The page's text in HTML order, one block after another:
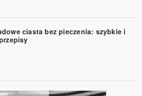
ciasta bez pieczenia: szybkie i